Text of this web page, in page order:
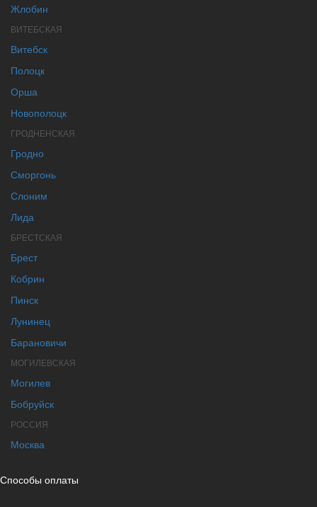
Жлобин
ВИТЕБСКАЯ
Витебск
Полоцк
Орша
Новополоцк
ГРОДНЕНСКАЯ
Гродно
Сморгонь
Слоним
Лида
БРЕСТСКАЯ
Брест
Кобрин
Пинск
Лунинец
Барановичи
МОГИЛЕВСКАЯ
Могилев
Бобруйск
РОССИЯ
Москва
Способы оплаты